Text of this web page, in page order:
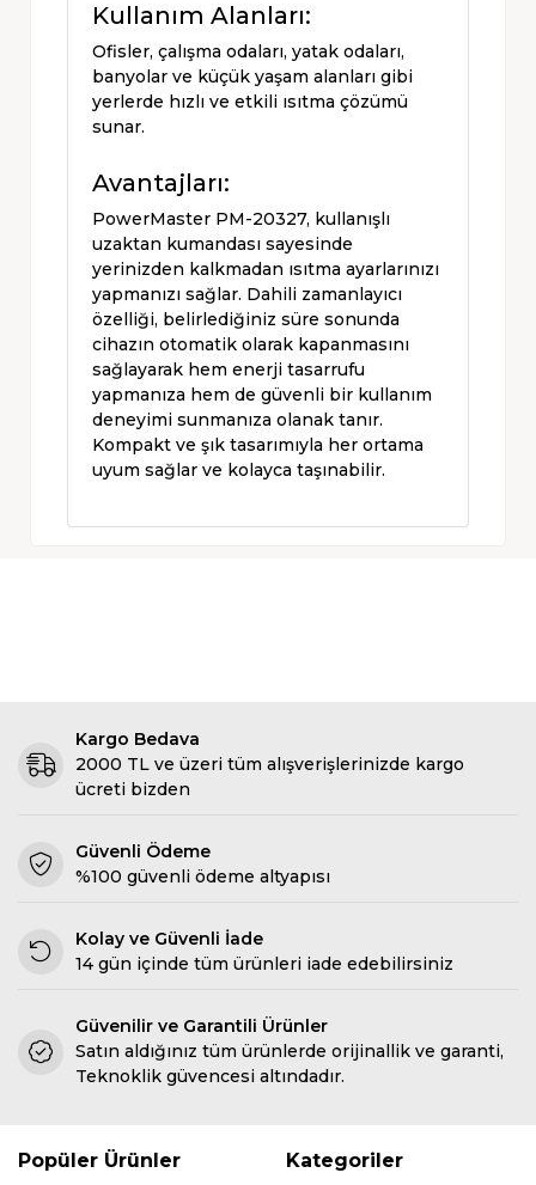
Kullanım Alanları:
Ofisler, çalışma odaları, yatak odaları,
banyolar ve küçük yaşam alanları gibi
yerlerde hızlı ve etkili ısıtma çözümü
sunar.
Avantajları:
PowerMaster PM-20327, kullanışlı
uzaktan kumandası sayesinde
yerinizden kalkmadan ısıtma ayarlarınızı
yapmanızı sağlar. Dahili zamanlayıcı
özelliği, belirlediğiniz süre sonunda
cihazın otomatik olarak kapanmasını
sağlayarak hem enerji tasarrufu
yapmanıza hem de güvenli bir kullanım
deneyimi sunmanıza olanak tanır.
Kompakt ve şık tasarımıyla her ortama
uyum sağlar ve kolayca taşınabilir.
Kargo Bedava
2000 TL ve üzeri tüm alışverişlerinizde kargo
ücreti bizden
Güvenli Ödeme
%100 güvenli ödeme altyapısı
Kolay ve Güvenli İade
14 gün içinde tüm ürünleri iade edebilirsiniz
Güvenilir ve Garantili Ürünler
Satın aldığınız tüm ürünlerde orijinallik ve garanti,
Teknoklik güvencesi altındadır.
Popüler Ürünler Kategoriler